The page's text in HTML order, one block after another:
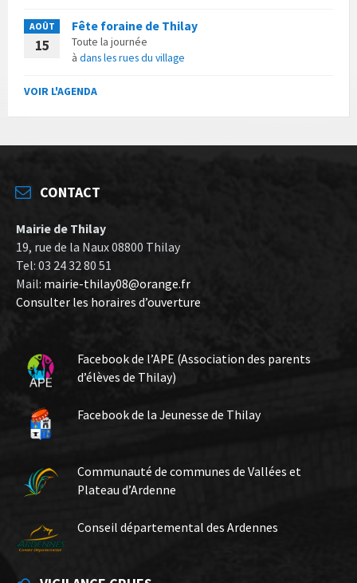
AOÛT
15
Fête foraine de Thilay
Toute la journée
à dans les rues du village
VOIR L'AGENDA
CONTACT
Mairie de Thilay
19, rue de la Naux 08800 Thilay
Tel: 03 24 32 80 51
Mail: mairie-thilay08@orange.fr
Consulter les horaires d’ouverture
Facebook de l’APE (Association des parents
d’élèves de Thilay)
Facebook de la Jeunesse de Thilay
Communauté de communes de Vallées et
Plateau d’Ardenne
Conseil départemental des Ardennes